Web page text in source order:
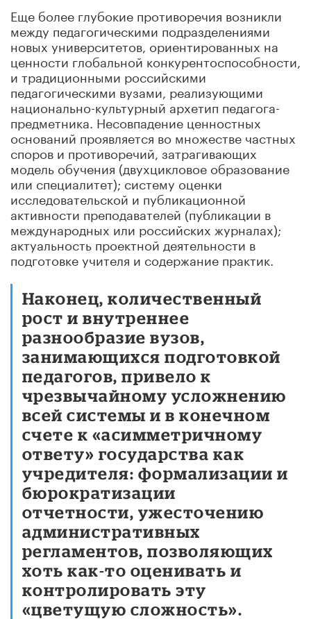
Еще более глубокие противоречия возникли
между педагогическими подразделениями
новых университетов, ориентированных на
ценности глобальной конкурентоспособности,
и традиционными российскими
педагогическими вузами, реализующими
национально-культурный архетип педагога-
предметника. Несовпадение ценностных
оснований проявляется во множестве частных
споров и противоречий, затрагивающих
модель обучения (двухцикловое образование
или специалитет); систему оценки
исследовательской и публикационной
активности преподавателей (публикации в
международных или российских журналах);
актуальность проектной деятельности в
подготовке учителя и содержание практик.
Наконец, количественный
рост и внутреннее
разнообразие вузов,
занимающихся подготовкой
педагогов, привело к
чрезвычайному усложнению
всей системы и в конечном
счете к «асимметричному
ответу» государства как
учредителя: формализации и
бюрократизации
отчетности, ужесточению
административных
регламентов, позволяющих
хоть как-то оценивать и
контролировать эту
«цветущую сложность».